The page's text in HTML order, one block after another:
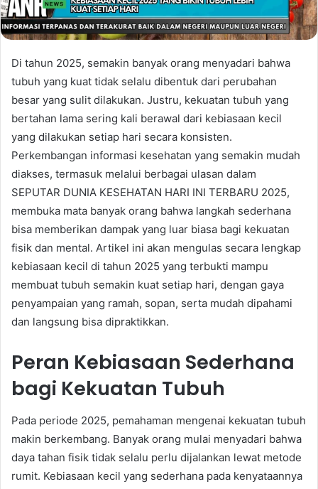
Di tahun 2025, semakin banyak orang menyadari bahwa
tubuh yang kuat tidak selalu dibentuk dari perubahan
besar yang sulit dilakukan. Justru, kekuatan tubuh yang
bertahan lama sering kali berawal dari kebiasaan kecil
yang dilakukan setiap hari secara konsisten.
Perkembangan informasi kesehatan yang semakin mudah
diakses, termasuk melalui berbagai ulasan dalam
SEPUTAR DUNIA KESEHATAN HARI INI TERBARU 2025,
membuka mata banyak orang bahwa langkah sederhana
bisa memberikan dampak yang luar biasa bagi kekuatan
fisik dan mental. Artikel ini akan mengulas secara lengkap
kebiasaan kecil di tahun 2025 yang terbukti mampu
membuat tubuh semakin kuat setiap hari, dengan gaya
penyampaian yang ramah, sopan, serta mudah dipahami
dan langsung bisa dipraktikkan.
Peran Kebiasaan Sederhana
bagi Kekuatan Tubuh
Pada periode 2025, pemahaman mengenai kekuatan tubuh
makin berkembang. Banyak orang mulai menyadari bahwa
daya tahan fisik tidak selalu perlu dijalankan lewat metode
rumit. Kebiasaan kecil yang sederhana pada kenyataannya